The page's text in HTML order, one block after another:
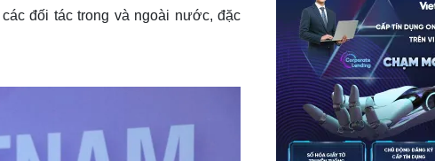
đối tác trong và ngoài nước, đặc